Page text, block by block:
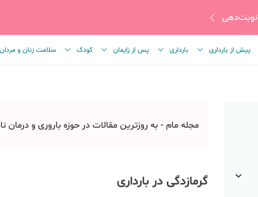
نوبت‌دهی
پیش از بارداری بارداری پس از زایمان کودک سلامت زنان و مردان
مجله مام - به روزترین مقالات در حوزه باروری و درمان
گرمازدگی در بارداری